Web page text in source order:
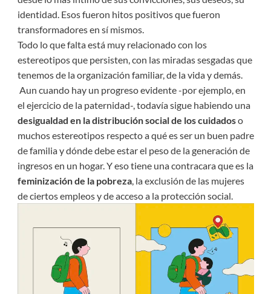
identidad. Esos fueron hitos positivos que fueron
transformadores en sí mismos.
Todo lo que falta está muy relacionado con los
estereotipos que persisten, con las miradas sesgadas que
tenemos de la organización familiar, de la vida y demás.
Aun cuando hay un progreso evidente -por ejemplo, en
el ejercicio de la paternidad-, todavía sigue habiendo una
desigualdad en la distribución social de los cuidadoso
muchos estereotipos respecto a qué es ser un buen padre
de familia y dónde debe estar el peso de la generación de
ingresos en un hogar. Y eso tiene una contracara que es la
feminización de la pobreza, la exclusión de las mujeres
de ciertos empleos y de acceso a la protección social.